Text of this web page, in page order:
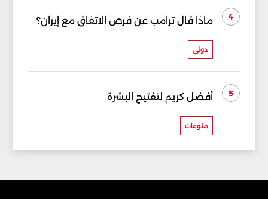
4 ماذا قال ترامب عن فرص الاتفاق مع إيران؟
دولي
5 أفضل كريم لتفتيح البشرة
منوعات